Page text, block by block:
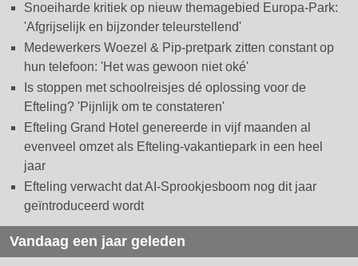
Snoeiharde kritiek op nieuw themagebied Europa-Park:
'Afgrijselijk en bijzonder teleurstellend'
Medewerkers Woezel & Pip-pretpark zitten constant op
hun telefoon: 'Het was gewoon niet oké'
Is stoppen met schoolreisjes dé oplossing voor de
Efteling? 'Pijnlijk om te constateren'
Efteling Grand Hotel genereerde in vijf maanden al
evenveel omzet als Efteling-vakantiepark in een heel
jaar
Efteling verwacht dat AI-Sprookjesboom nog dit jaar
geïntroduceerd wordt
Vandaag een jaar geleden